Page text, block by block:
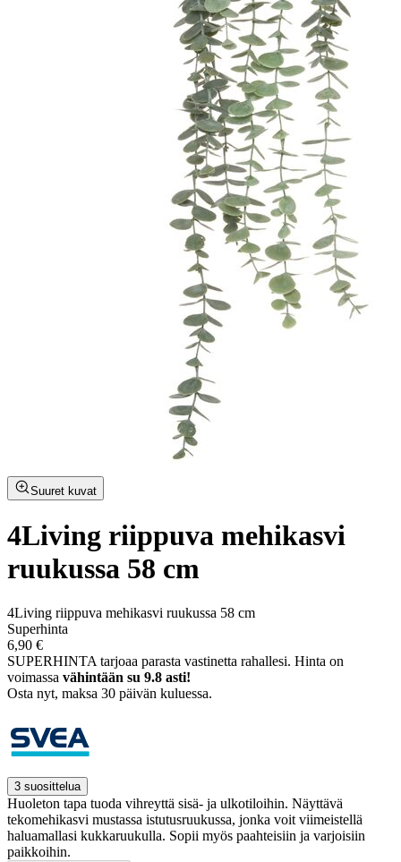
Suuret kuvat
4Living riippuva mehikasvi
ruukussa 58 cm
4Living riippuva mehikasvi ruukussa 58 cm
Superhinta
6,90 €
SUPERHINTA tarjoaa parasta vastinetta rahallesi. Hinta on
voimassa vähintään su 9.8 asti!
Osta nyt, ­maksa 30 päivän kuluessa.
3 suosittelua
Huoleton tapa tuoda vihreyttä sisä- ja ulkotiloihin. Näyttävä
tekomehikasvi mustassa istutusruukussa, jonka voit viimeistellä
haluamallasi kukkaruukulla. Sopii myös paahteisiin ja varjoisiin
paikkoihin.